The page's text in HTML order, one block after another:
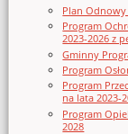
Plan Odnowy
Program
2023-2026 z
Gminny
Program
Program
na lata 2023-
Program
2028